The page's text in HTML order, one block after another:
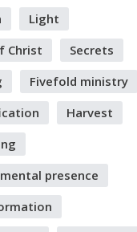
Light
Christ
Secrets
Fivefold ministry
Harvest
presence